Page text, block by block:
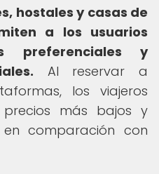
hostales y casas de
a los usuarios
preferenciales y
Al reservar a
los viajeros
más bajos y
en comparación con